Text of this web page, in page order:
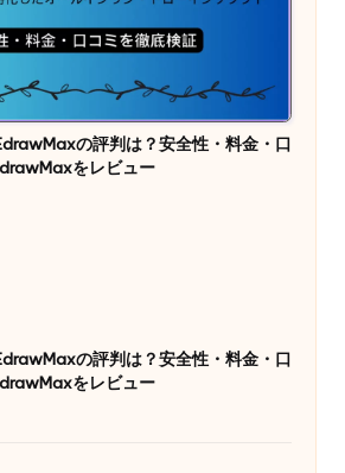
の評判は？安全性・料金・口
をレビュー
の評判は？安全性・料金・口
をレビュー